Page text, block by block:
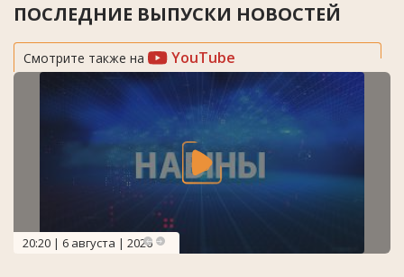
ПОСЛЕДНИЕ ВЫПУСКИ НОВОСТЕЙ
Смотрите также на YouTube
20:20 | 6 августа | 2026